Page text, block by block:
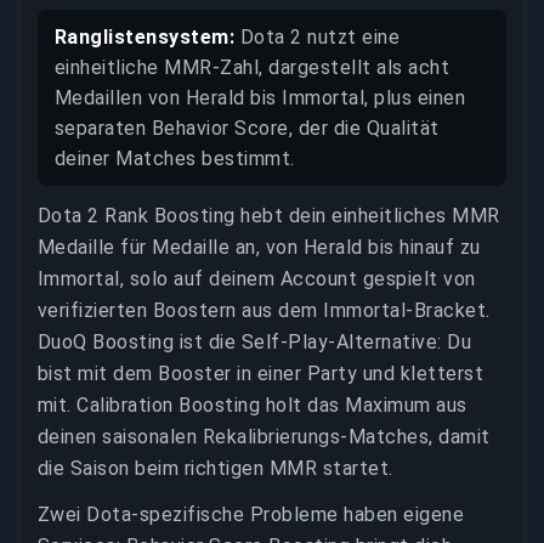
Ranglistensystem: Dota 2 nutzt eine
einheitliche MMR-Zahl, dargestellt als acht
Medaillen von Herald bis Immortal, plus einen
separaten Behavior Score, der die Qualität
deiner Matches bestimmt.
Dota 2 Rank Boosting hebt dein einheitliches MMR
Medaille für Medaille an, von Herald bis hinauf zu
Immortal, solo auf deinem Account gespielt von
verifizierten Boostern aus dem Immortal-Bracket.
DuoQ Boosting ist die Self-Play-Alternative: Du
bist mit dem Booster in einer Party und kletterst
mit. Calibration Boosting holt das Maximum aus
deinen saisonalen Rekalibrierungs-Matches, damit
die Saison beim richtigen MMR startet.
Zwei Dota-spezifische Probleme haben eigene